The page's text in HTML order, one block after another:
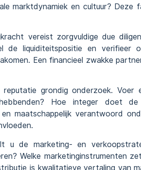
marktdynamiek en cultuur?
vereist zorgvuldige due
de liquiditeitspositie en verifieer
Een financieel zwakke
reputatie grondig onderzoek.
Hoe integer doet
maatschappelijk verantwoord
u de marketing- en
Welke marketinginstrumenten
is kwalitatieve vertaling van